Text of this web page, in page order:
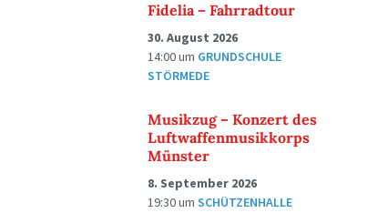
Fidelia – Fahrradtour
30. August 2026
14:00um GRUNDSCHULE
STÖRMEDE
Musikzug – Konzert des
Luftwaffenmusikkorps
Münster
8. September 2026
19:30umSCHÜTZENHALLE